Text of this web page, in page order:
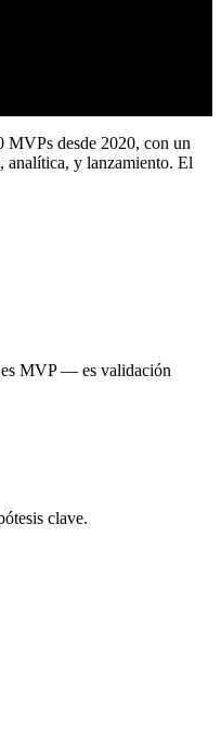
MVPs desde 2020, con un
analítica, y lanzamiento. El
es MVP — es validación
clave.